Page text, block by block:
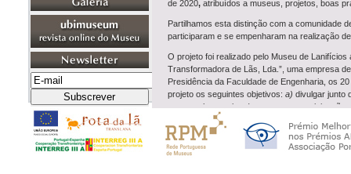
de 2020,atribuídos a museus, projetos, boas
Partilhamos esta distinção com a comunidade
participaram e se empenharam na realização
O projeto foi realizado pelo Museu de
Transformadora de Lãs, Lda.”, uma empresa
Presidência da Faculdade de Engenharia, os
projeto os seguintes objetivos: a) divulgar junto
testemunhos orais;c)promover a participação
Museu e as comunidades local e académica; e
A narrativa comemorativaonline , através das
publicações, entre textos, imagens e vídeos,